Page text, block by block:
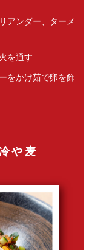
アンダー、ターメ
を通す
をかけ茹で卵を飾
や麦